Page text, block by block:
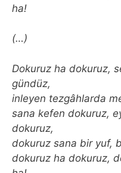
ha!
(…)
Dokuruz ha dokuruz,
gündüz,
inleyen tezgâhlarda
sana kefen dokuruz,
dokuruz,
dokuruz sana bir yuf,
dokuruz ha dokuruz,